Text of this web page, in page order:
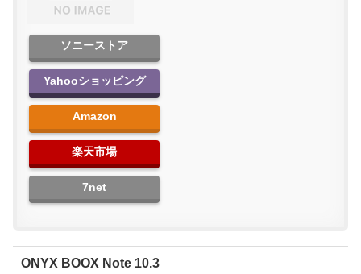
ソニーストア
Yahooショッピング
Amazon
楽天市場
7net
ONYX BOOX Note 10.3